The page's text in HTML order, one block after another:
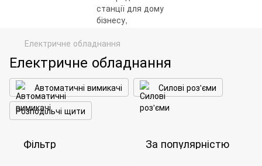
Електричне обладнання
Електричне обладнання
Автоматичні вимикачі
Силові роз'єми
Розподільчі щити
Фільтр За популярністю